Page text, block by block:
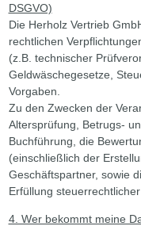
DSGVO)
Die Herholz Vertrieb
rechtlichen
(z.B. technischer
Geldwäschegesetze,
Vorgaben.
Zu den Zwecken der
Altersprüfung, Betrugs-
Buchführung, die
(einschließlich der
Geschäftspartner, sowie
Erfüllung
4. Wer bekommt meine